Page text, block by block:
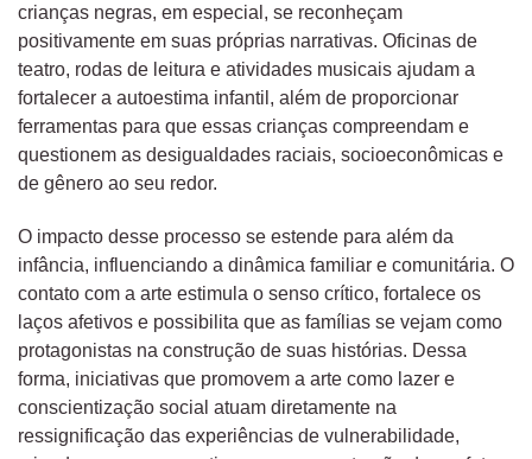
crianças negras, em especial, se reconheçam
positivamente em suas próprias narrativas. Oficinas de
teatro, rodas de leitura e atividades musicais ajudam a
fortalecer a autoestima infantil, além de proporcionar
ferramentas para que essas crianças compreendam e
questionem as desigualdades raciais, socioeconômicas e
de gênero ao seu redor.
O impacto desse processo se estende para além da
infância, influenciando a dinâmica familiar e comunitária. O
contato com a arte estimula o senso crítico, fortalece os
laços afetivos e possibilita que as famílias se vejam como
protagonistas na construção de suas histórias. Dessa
forma, iniciativas que promovem a arte como lazer e
conscientização social atuam diretamente na
ressignificação das experiências de vulnerabilidade,